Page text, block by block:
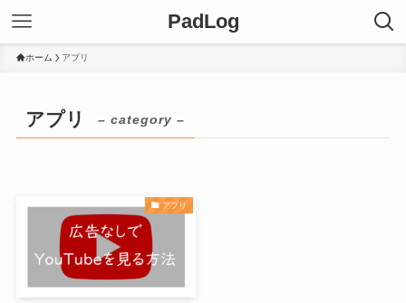
PadLog
ホーム アプリ
アプリ – category –
アプリ